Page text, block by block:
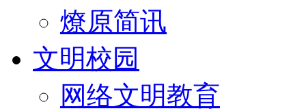
燎原简讯
文明校园
网络文明教育